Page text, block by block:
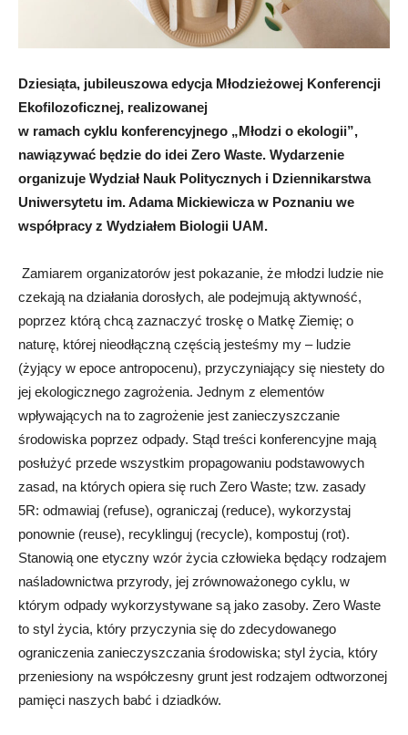
Dziesiąta, jubileuszowa edycja Młodzieżowej Konferencji
Ekofilozoficznej, realizowanej
w ramach cyklu konferencyjnego „Młodzi o ekologii”,
nawiązywać będzie do idei Zero Waste. Wydarzenie
organizuje Wydział Nauk Politycznych i Dziennikarstwa
Uniwersytetu im. Adama Mickiewicza w Poznaniu we
współpracy z Wydziałem Biologii UAM.
Zamiarem organizatorów jest pokazanie, że młodzi ludzie nie
czekają na działania dorosłych, ale podejmują aktywność,
poprzez którą chcą zaznaczyć troskę o Matkę Ziemię; o
naturę, której nieodłączną częścią jesteśmy my – ludzie
(żyjący w epoce antropocenu), przyczyniający się niestety do
jej ekologicznego zagrożenia. Jednym z elementów
wpływających na to zagrożenie jest zanieczyszczanie
środowiska poprzez odpady. Stąd treści konferencyjne mają
posłużyć przede wszystkim propagowaniu podstawowych
zasad, na których opiera się ruch Zero Waste; tzw. zasady
5R: odmawiaj (refuse), ograniczaj (reduce), wykorzystaj
ponownie (reuse), recyklinguj (recycle), kompostuj (rot).
Stanowią one etyczny wzór życia człowieka będący rodzajem
naśladownictwa przyrody, jej zrównoważonego cyklu, w
którym odpady wykorzystywane są jako zasoby. Zero Waste
to styl życia, który przyczynia się do zdecydowanego
ograniczenia zanieczyszczania środowiska; styl życia, który
przeniesiony na współczesny grunt jest rodzajem odtworzonej
pamięci naszych babć i dziadków.